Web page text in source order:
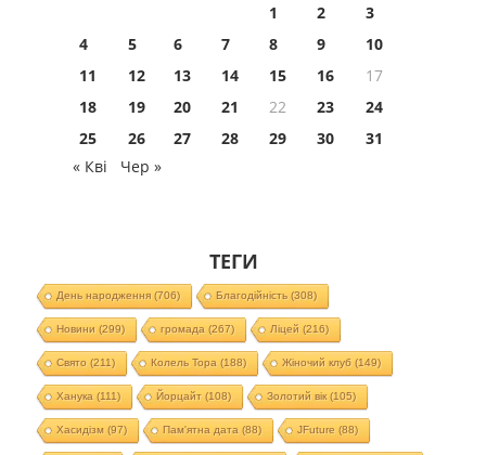
1
2
3
4
5 6 7 8 9
10
11
12 13 14 15 16
17
18
19 20 21 22 23
24
25
26 27 28 29 30
31
« Кві
Чер »
ТЕГИ
День народження(706) Благодійність (308)
Новини (299) громада (267) Ліцей (216)
Свято (211) Колель Тора (188) Жіночий клуб (149)
Ханука (111) Йорцайт (108) Золотий вік(105)
Хасидізм (97) Пам'ятна дата (88) JFuture (88)